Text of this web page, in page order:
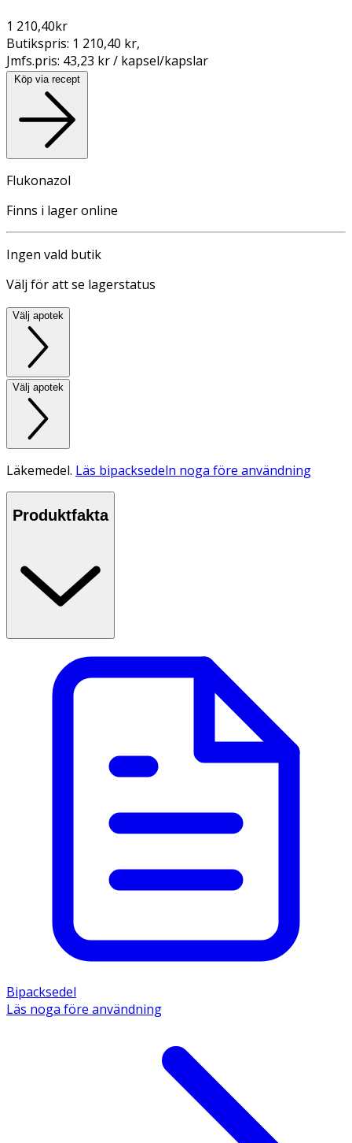
1 210,40kr
Butikspris: 1 210,40 kr,
Jmfs.pris: 43,23 kr / kapsel/kapslar
Köp via recept
Flukonazol
Finns i lager online
Ingen vald butik
Välj för att se lagerstatus
Välj apotek
Välj apotek
Läkemedel. Läs bipacksedeln noga före användning
Produktfakta
Bipacksedel
Läs noga före användning